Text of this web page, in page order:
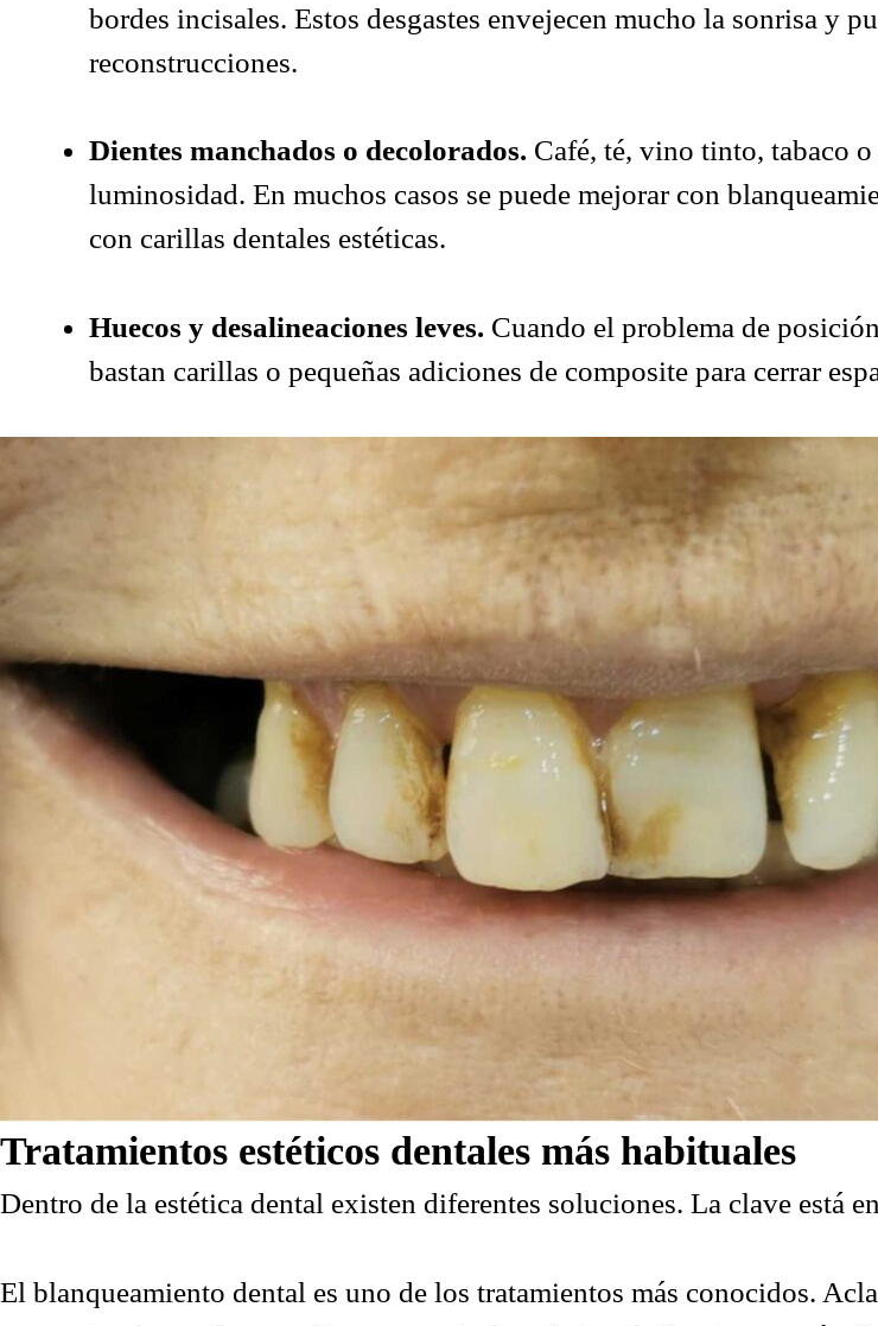
bordes incisales. Estos desgastes envejecen mucho la sonrisa y
reconstrucciones.
Dientes manchados o decolorados. Café, té, vino tinto, tabaco
luminosidad. En muchos casos se puede mejorar con
con carillas dentales estéticas.
Huecos y desalineaciones leves. Cuando el problema de
bastan carillas o pequeñas adiciones de composite para cerrar
Tratamientos estéticos dentales más habituales
Dentro de la estética dental existen diferentes soluciones. La clave está
El blanqueamiento dental es uno de los tratamientos más conocidos.